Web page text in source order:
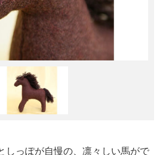
しっぽが自慢の、凛々しい馬がで